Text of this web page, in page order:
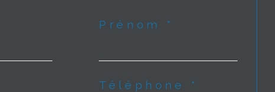
Prénom *
Téléphone *